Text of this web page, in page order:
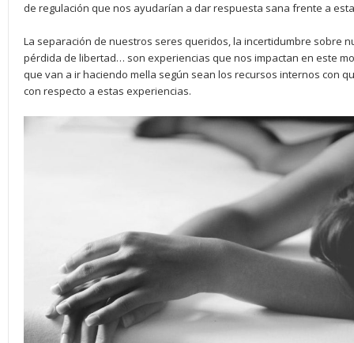
de regulación que nos ayudarían a dar respuesta sana frente a
La separación de nuestros seres queridos, la incertidumbre sobre
pérdida de libertad… son experiencias que nos impactan en este
que van a ir haciendo mella según sean los recursos internos con
con respecto a estas experiencias.